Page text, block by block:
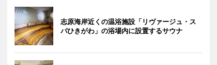
志原海岸近くの温浴施設「リヴァージュ・ス
パひきがわ」の浴場内に設置するサウナ